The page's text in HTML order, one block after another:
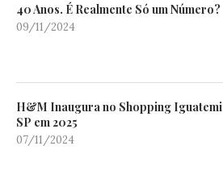
40 Anos. É Realmente Só um Número?
09/11/2024
H&M Inaugura no Shopping Iguatemi
SP em 2025
07/11/2024